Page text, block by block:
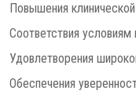
Повышения
Соответствия
Удовлетворения
Обеспечения